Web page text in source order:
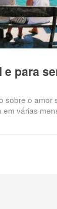
para
sobre o amor
várias